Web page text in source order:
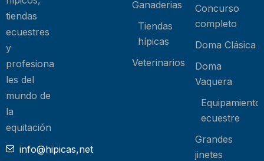
tiendas
ecuestres
y
profesiona
les del
mundo de
la
equitación
info@hipicas,net
Ganaderias
Tiendas
hípicas
Veterinarios
Concurso
completo
Doma Clásica
Doma
Vaquera
Equipamiento
ecuestre
Grandes
jinetes